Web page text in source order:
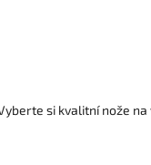
si kvalitní nože